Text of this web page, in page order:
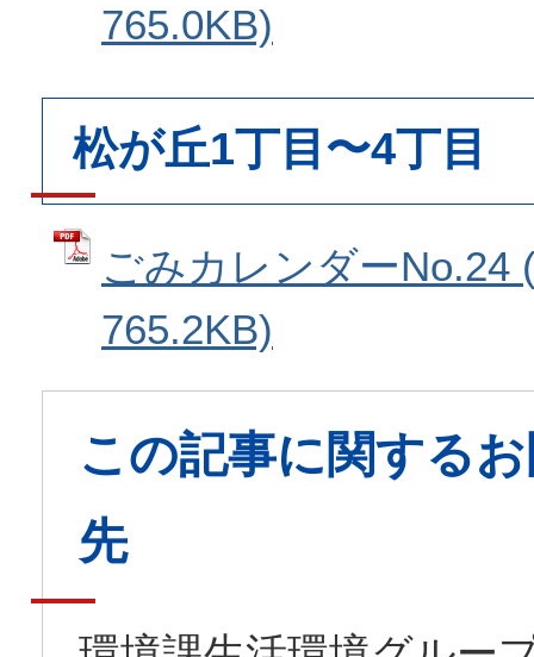
765.0KB)
松が丘1丁目〜4丁目
ごみカレンダーNo.24
765.2KB)
この記事に関する
先